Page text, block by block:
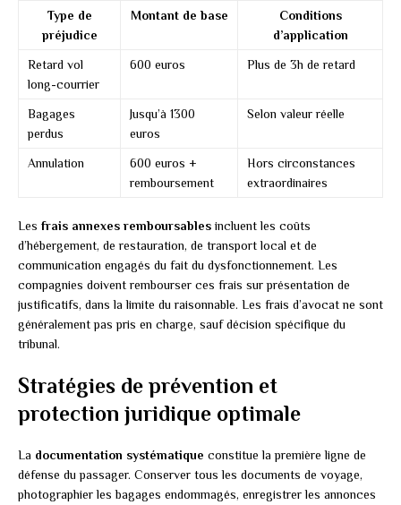
Type de
préjudice
Montant de base
Conditions
d’application
Retard vol
long-courrier
600 euros Plus de 3h de retard
Bagages
perdus
Jusqu’à 1300
euros
Selon valeur réelle
Annulation
600 euros +
remboursement
Hors circonstances
extraordinaires
Les frais annexes remboursables incluent les coûts
d’hébergement, de restauration, de transport local et de
communication engagés du fait du dysfonctionnement. Les
compagnies doivent rembourser ces frais sur présentation de
justificatifs, dans la limite du raisonnable. Les frais d’avocat ne sont
généralement pas pris en charge, sauf décision spécifique du
tribunal.
Stratégies de prévention et
protection juridique optimale
La documentation systématique constitue la première ligne de
défense du passager. Conserver tous les documents de voyage,
photographier les bagages endommagés, enregistrer les annonces